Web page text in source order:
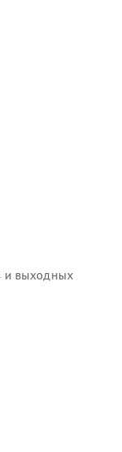
и выходных